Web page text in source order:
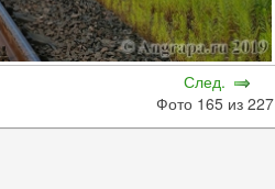
След.
Фото 165 из 227